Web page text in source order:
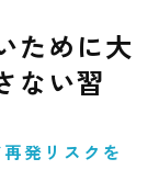
ために大
ない習
発リスクを